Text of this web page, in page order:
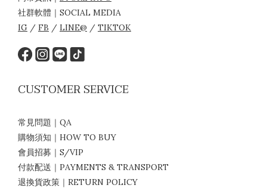
社群軟體｜SOCIAL MEDIA
IG / FB / LINE@ / TIKTOK
CUSTOMER SERVICE
常見問題｜QA
購物須知｜HOW TO BUY
會員招募｜S/VIP
付款配送｜PAYMENTS & TRANSPORT
退換貨政策｜RETURN POLICY